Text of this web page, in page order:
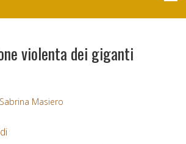
violenta dei giganti
Sabrina Masiero